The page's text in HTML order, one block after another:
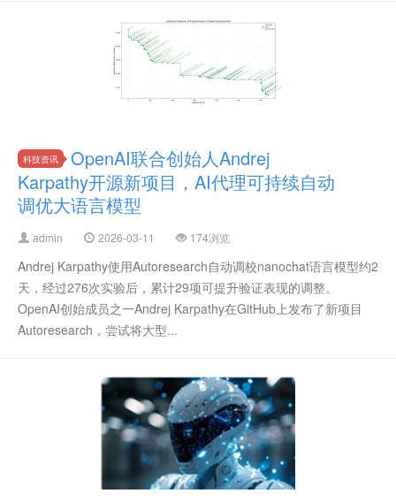
科技资讯
OpenAI联合创始人Andrej
Karpathy开源新项目，AI代理可持续自动
调优大语言模型
admin 2026-03-11 174浏览
Andrej Karpathy使用Autoresearch自动调校nanochat语言模型约2
天，经过276次实验后，累计29项可提升验证表现的调整。
OpenAI创始成员之一Andrej Karpathy在GitHub上发布了新项目
Autoresearch，尝试将大型...